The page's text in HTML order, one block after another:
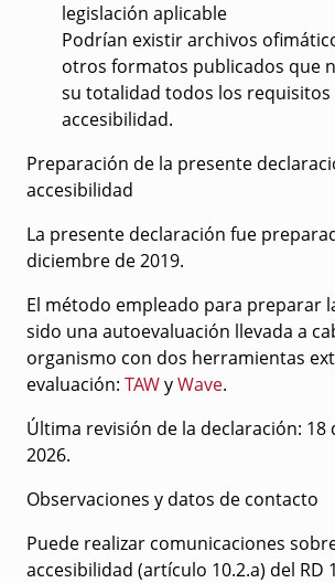
legislación aplicable
Podrían existir archivos
otros formatos publicados que
su totalidad todos los requisitos
accesibilidad.
Preparación de la presente
accesibilidad
La presente declaración fue
diciembre de 2019.
El método empleado para preparar
sido una autoevaluación llevada a
organismo con dos herramientas
evaluación: TAWyWave.
Última revisión de la declaración: 18
2026.
Observaciones y datos de contacto
Puede realizar comunicaciones
accesibilidad (artículo 10.2.a) del RD